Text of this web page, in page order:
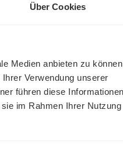
Über Cookies
Medien anbieten zu können
Verwendung unserer
führen diese Informationen
im Rahmen Ihrer Nutzung
Parma Toscana 60
Parma/Toscana
gefertigt. Die